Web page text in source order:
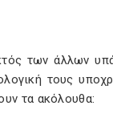
των άλλων
τους
τα ακόλουθα: